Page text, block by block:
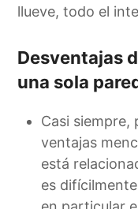
llueve, todo el
Desventajas
una sola
Casi siempre,
ventajas
está
es